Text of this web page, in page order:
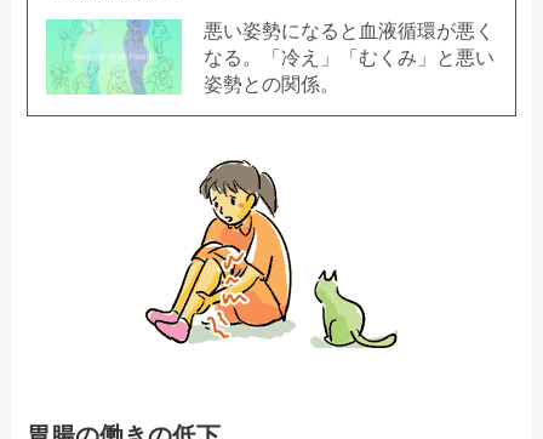
悪い姿勢になると血液循環が悪く
なる。「冷え」「むくみ」と悪い
姿勢との関係。